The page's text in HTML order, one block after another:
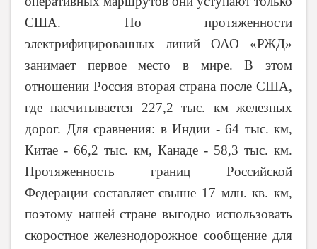
США. По протяженности
электрифицированных линий ОАО «РЖД»
занимает первое место в мире. В этом
отношении Россия вторая страна после США,
где насчитывается 227,2 тыс. км железных
дорог. Для сравнения: в Индии - 64 тыс. км,
Китае - 66,2 тыс. км, Канаде - 58,3 тыс. км.
Протяженность границ Российской
Федерации составляет свыше 17 млн. кв. км,
поэтому нашей стране выгодно использовать
скоростное железнодорожное сообщение для